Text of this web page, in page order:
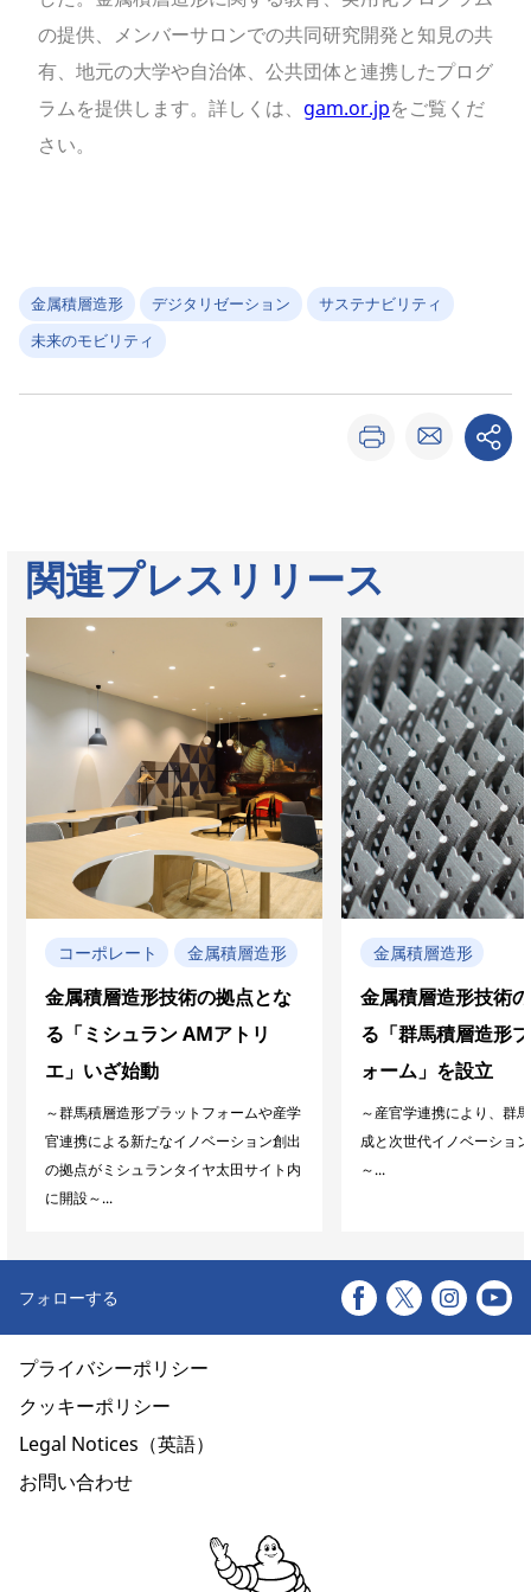
の提供、メンバーサロンでの共同研究開発と知見の共
有、地元の大学や自治体、公共団体と連携したプログ
ラムを提供します。詳しくは、 gam.or.jpをご覧くだ
さい。
金属積層造形 デジタリゼーション
サステナビリティ
未来のモビリティ
関連プレスリリース
コーポレート 金属積層造形
金属積層造形技術の拠点とな
る「ミシュラン AMアトリ
エ」いざ始動
～群馬積層造形プラットフォームや産学
官連携による新たなイノベーション創出
の拠点がミシュランタイヤ太田サイト内
に開設～...
金属積層造形
金属積層造形技術
る「群馬積層造形
ォーム」を設立
～産官学連携により、群
成と次世代イノベーショ
～...
フォローする
プライバシーポリシー
クッキーポリシー
Legal Notices（英語）
お問い合わせ